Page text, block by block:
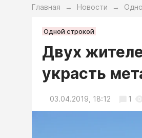
Главная → Новости →
Одной строкой
Двух
украсть
03.04.2019, 18:12 1